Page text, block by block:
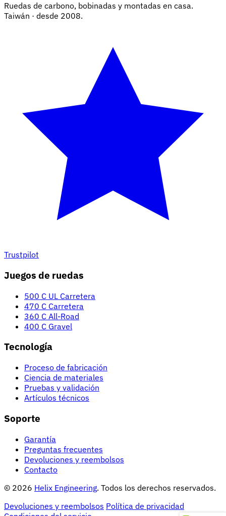
Ruedas de carbono, bobinadas y montadas en casa.
Taiwán · desde 2008.
Trustpilot
Juegos de ruedas
500 C UL Carretera
470 C Carretera
360 C All-Road
400 C Gravel
Tecnología
Proceso de fabricación
Ciencia de materiales
Pruebas y validación
Artículos técnicos
Soporte
Garantía
Preguntas frecuentes
Devoluciones y reembolsos
Contacto
© 2026 Helix Engineering. Todos los derechos reservados.
Devoluciones y reembolsos Política de privacidad